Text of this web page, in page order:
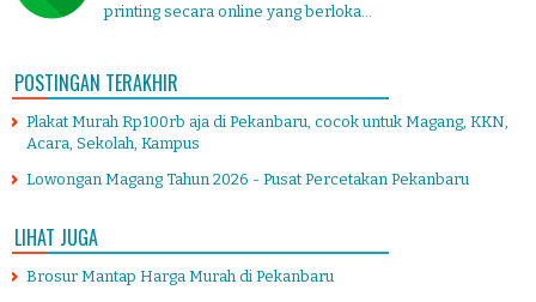
printing secara online yang berloka...
POSTINGAN TERAKHIR
Plakat Murah Rp100rb aja di Pekanbaru, cocok untuk Magang, KKN,
Acara, Sekolah, Kampus
Lowongan Magang Tahun 2026 - Pusat Percetakan Pekanbaru
LIHAT JUGA
Brosur Mantap Harga Murah di Pekanbaru